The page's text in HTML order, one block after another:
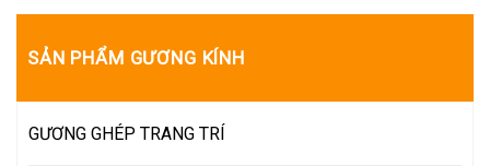
SẢN PHẨM GƯƠNG KÍNH
GƯƠNG GHÉP TRANG TRÍ